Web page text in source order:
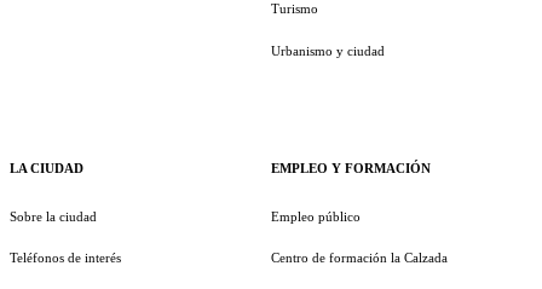
LA CIUDAD
Sobre la ciudad
Teléfonos de interés
Turismo
Urbanismo y ciudad
EMPLEO Y FORMACIÓN
Empleo público
Centro de formación la Calzada